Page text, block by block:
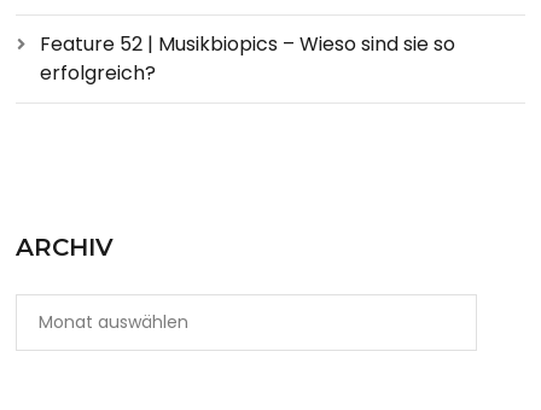
Feature 52 | Musikbiopics – Wieso sind sie so
erfolgreich?
ARCHIV